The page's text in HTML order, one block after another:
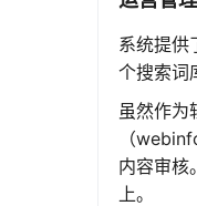
系统提供
个搜索词
虽然作为
（
内容审核
上。